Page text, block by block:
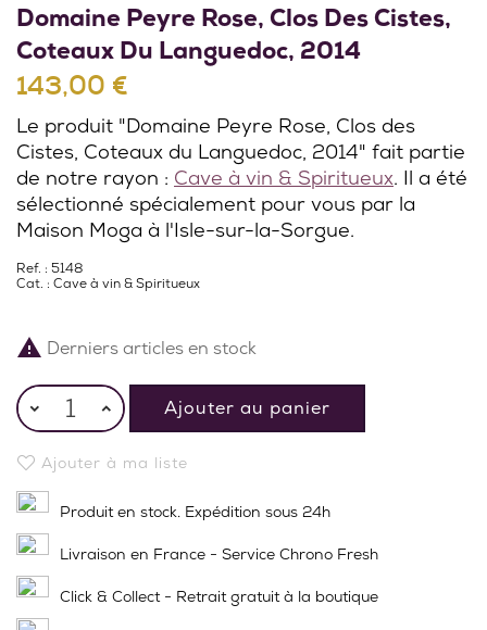
Domaine Peyre Rose, Clos Des Cistes,
Coteaux Du Languedoc, 2014
143,00 €
Le produit "Domaine Peyre Rose, Clos des
Cistes, Coteaux du Languedoc, 2014" fait partie
de notre rayon : Cave à vin & Spiritueux. Il a été
sélectionné spécialement pour vous par la
Maison Moga à l'Isle-sur-la-Sorgue.
Ref. : 5148
Cat. : Cave à vin & Spiritueux
 Derniers articles en stock
Ajouter au panier
Ajouter à ma liste
Produit en stock. Expédition sous 24h
Livraison en France - Service Chrono Fresh
Click & Collect - Retrait gratuit à la boutique